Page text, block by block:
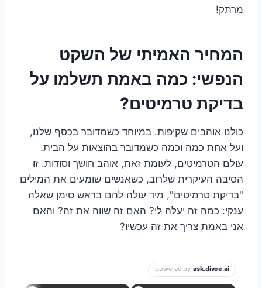
מרתק!
המחיר האמיתי של השקט
הנפשי: כמה באמת תשלמו על
בדיקת טרמיטים?
כולנו אוהבים שקיפות. במיוחד כשמדובר בכסף שלנו,
ועל אחת כמה וכמה כשמדובר בהוצאות על הבית.
עולם הטרמיטים, לעומת זאת, אוהב חושך וסודות. זו
הסיבה העיקרית שלרוב, כשאנשים שומעים את המילים
"בדיקת טרמיטים", מיד עולה להם בראש סימן שאלה
ענקי: כמה זה יעלה לי? האם זה שווה את זה? והאם
אני באמת צריך את זה עכשיו?